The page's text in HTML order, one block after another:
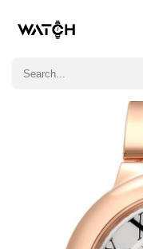
Pouze zákazníci,